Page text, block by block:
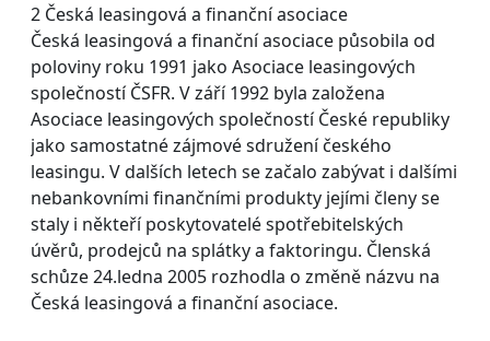
2 Česká leasingová a finanční asociace
Česká leasingová a finanční asociace působila od
poloviny roku 1991 jako Asociace leasingových
společností ČSFR. V září 1992 byla založena
Asociace leasingových společností České republiky
jako samostatné zájmové sdružení českého
leasingu. V dalších letech se začalo zabývat i dalšími
nebankovními finančními produkty jejími členy se
staly i někteří poskytovatelé spotřebitelských
úvěrů, prodejců na splátky a faktoringu. Členská
schůze 24.ledna 2005 rozhodla o změně názvu na
Česká leasingová a finanční asociace.